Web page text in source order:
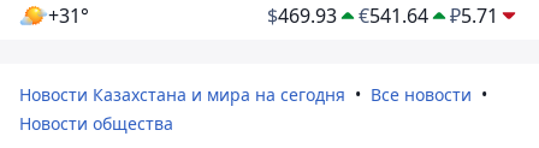
+31° $469.93 €541.64 ₽5.71
Новости Казахстана и мира на сегодня
Все новости
Новости общества